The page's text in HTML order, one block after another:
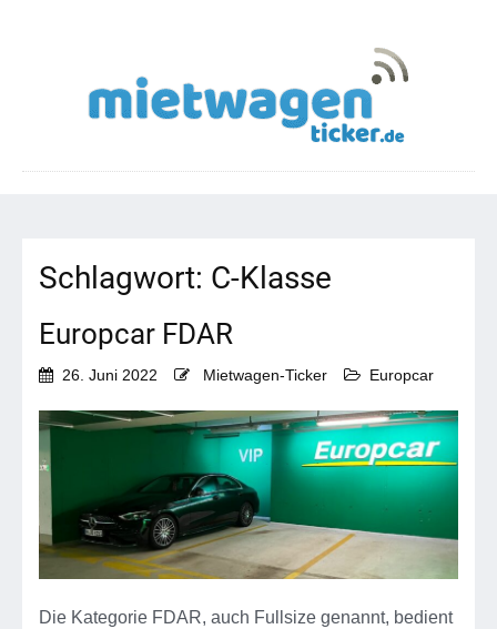
Schlagwort: C-Klasse
Europcar FDAR
26. Juni 2022 Mietwagen-Ticker Europcar
Die Kategorie FDAR, auch Fullsize genannt, bedient